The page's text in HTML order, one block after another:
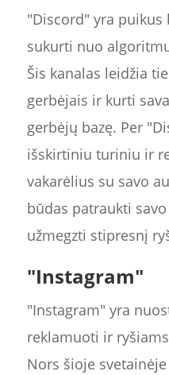
"Discord" yra puikus
sukurti nuo
Šis kanalas leidžia
gerbėjais ir kurti
gerbėjų bazę. Per
išskirtiniu turiniu ir
vakarėlius su savo
būdas patraukti
užmegzti stipresnį
"Instagram"
"Instagram" yra
reklamuoti ir
Nors šioje